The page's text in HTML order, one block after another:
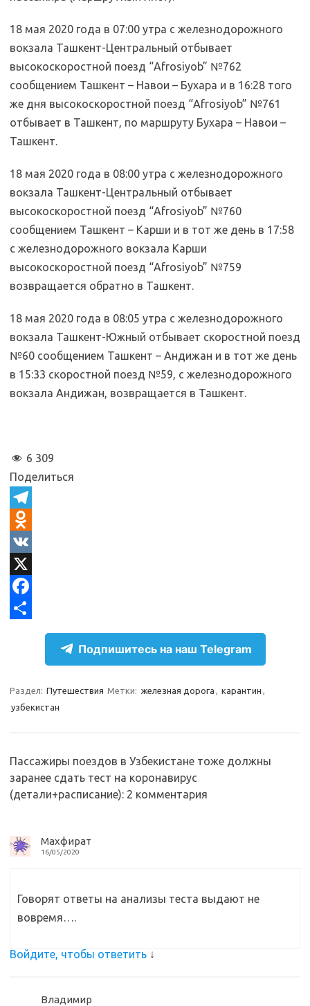
18 мая 2020 года в 07:00 утра с железнодорожного
вокзала Ташкент-Центральный отбывает
высокоскоростной поезд “Afrosiyob” №762
сообщением Ташкент – Навои – Бухара и в 16:28 того
же дня высокоскоростной поезд “Afrosiyob” №761
отбывает в Ташкент, по маршруту Бухара – Навои –
Ташкент.
18 мая 2020 года в 08:00 утра с железнодорожного
вокзала Ташкент-Центральный отбывает
высокоскоростной поезд “Afrosiyob” №760
сообщением Ташкент – Карши и в тот же день в 17:58
с железнодорожного вокзала Карши
высокоскоростной поезд “Afrosiyob” №759
возвращается обратно в Ташкент.
18 мая 2020 года в 08:05 утра с железнодорожного
вокзала Ташкент-Южный отбывает скоростной поезд
№60 сообщением Ташкент – Андижан и в тот же день
в 15:33 скоростной поезд №59, с железнодорожного
вокзала Андижан, возвращается в Ташкент.
6 309
Поделиться
T
e
e
g
O
d
n
o
s
i
k
V
KX
F
b
k
р
и
т
Подпишитесь на наш Telegram
Раздел: Путешествия Метки: железная дорога , карантин ,
узбекистан
Пассажиры поездов в Узбекистане тоже должны
заранее сдать тест на коронавирус
(детали+расписание): 2 комментария
Махфират
16/05/2020
Говорят ответы на анализы теста выдают не
вовремя….
Войдите, чтобы ответить ↓
Владимир